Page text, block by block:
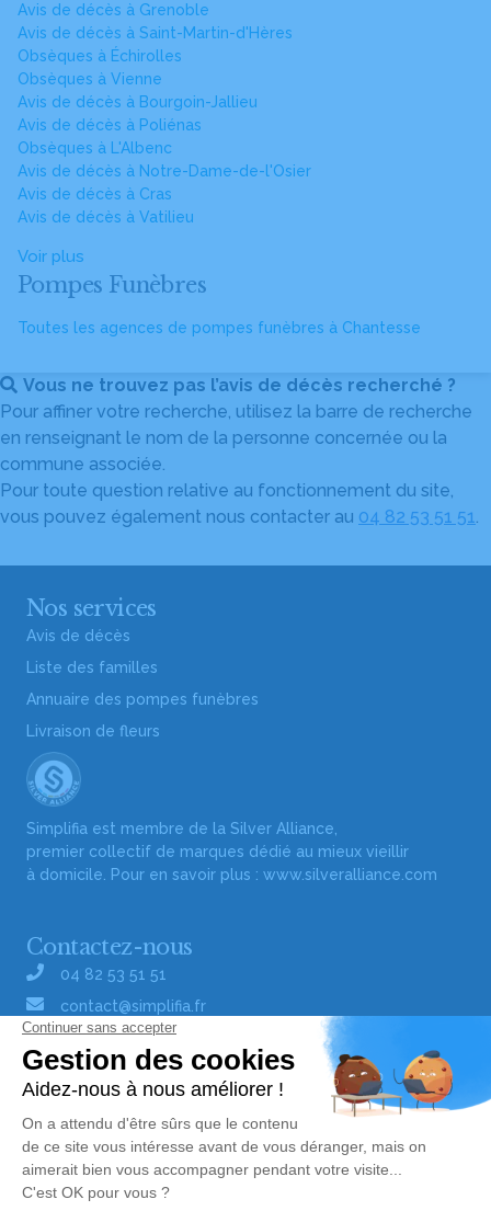
Avis de décès à Grenoble
Avis de décès à Saint-Martin-d'Hères
Obsèques à Échirolles
Obsèques à Vienne
Avis de décès à Bourgoin-Jallieu
Avis de décès à Poliénas
Obsèques à L'Albenc
Avis de décès à Notre-Dame-de-l'Osier
Avis de décès à Cras
Avis de décès à Vatilieu
Voir plus
Pompes Funèbres
Toutes les agences de pompes funèbres à Chantesse
Vous ne trouvez pas l’avis de décès recherché ?
Pour affiner votre recherche, utilisez la barre de recherche
en renseignant le nom de la personne concernée ou la
commune associée.
Pour toute question relative au fonctionnement du site,
vous pouvez également nous contacter au 04 82 53 51 51.
Nos services
Avis de décès
Liste des familles
Annuaire des pompes funèbres
Livraison de fleurs
Simplifia est membre de la Silver Alliance,
premier collectif de marques dédié au mieux vieillir
à domicile. Pour en savoir plus : www.silveralliance.com
Contactez-nous
04 82 53 51 51
contact@simplifia.fr
Réseaux sociaux
Liens utiles
Publier un avis de décès